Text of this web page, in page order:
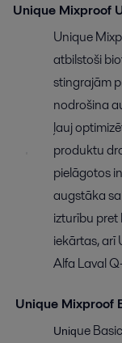
Unique Mixproof
Unique
atbilstoši
stingrajām
nodrošina
ļauj
produktu
pielāgotos
augstāka
izturību pret
iekārtas, arī
Alfa Laval
Unique Mixproof
Unique